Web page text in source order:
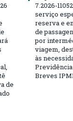
de
7.2026-
serviço
reserva e
de
por
viagem,
às
Breves